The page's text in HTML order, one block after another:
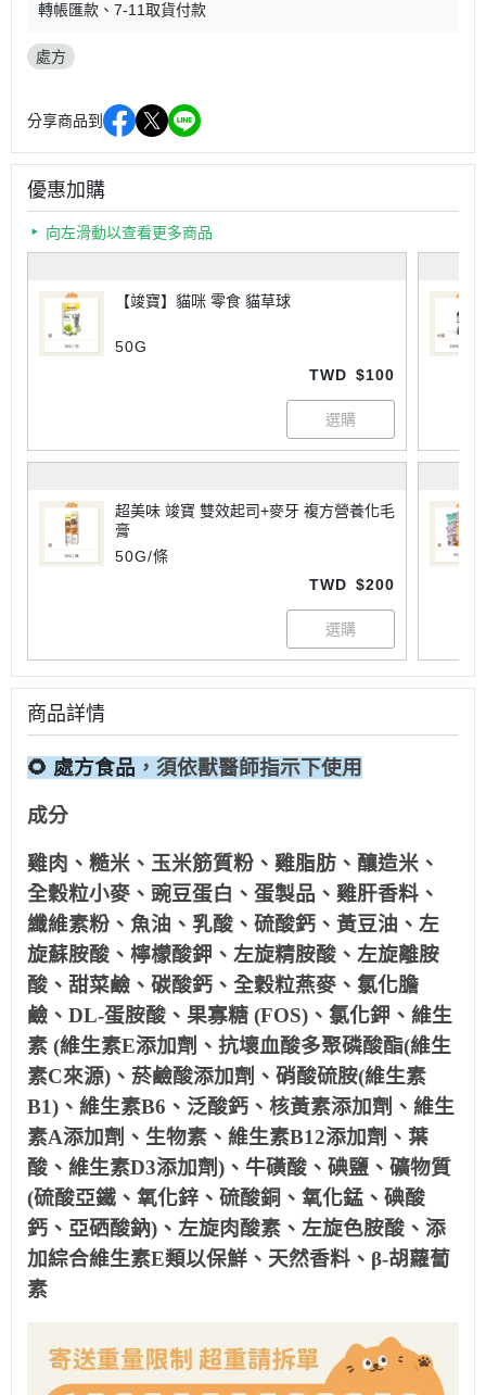
轉帳匯款
7-11取貨付款
處方
分享商品到
優惠加購
向左滑動以查看更多商品
【竣寶】貓咪 零食 貓草球
50G
TWD $100
超美味 竣寶 雙效起司+麥牙 複方營養化毛
膏
50G/條
TWD $200
商品詳情
🌻 處方食品 ，須依獸醫師指示下使用
成分
雞肉、糙米、玉米筋質粉、雞脂肪、釀造米、
全穀粒小麥、豌豆蛋白、蛋製品、雞肝香料、
纖維素粉、魚油、乳酸、硫酸鈣、黃豆油、左
旋蘇胺酸、檸檬酸鉀、左旋精胺酸、左旋離胺
酸、甜菜鹼、碳酸鈣、全穀粒燕麥、氯化膽
鹼、DL-蛋胺酸、果寡糖 (FOS)、氯化鉀、維生
素 (維生素E添加劑、抗壞血酸多聚磷酸酯(維生
素C來源)、菸鹼酸添加劑、硝酸硫胺(維生素
B1)、維生素B6、泛酸鈣、核黃素添加劑、維生
素A添加劑、生物素、維生素B12添加劑、葉
酸、維生素D3添加劑)、牛磺酸、碘鹽、礦物質
(硫酸亞鐵、氧化鋅、硫酸銅、氧化錳、碘酸
鈣、亞硒酸鈉)、左旋肉酸素、左旋色胺酸、添
加綜合維生素E類以保鮮、天然香料、β-胡蘿蔔
素